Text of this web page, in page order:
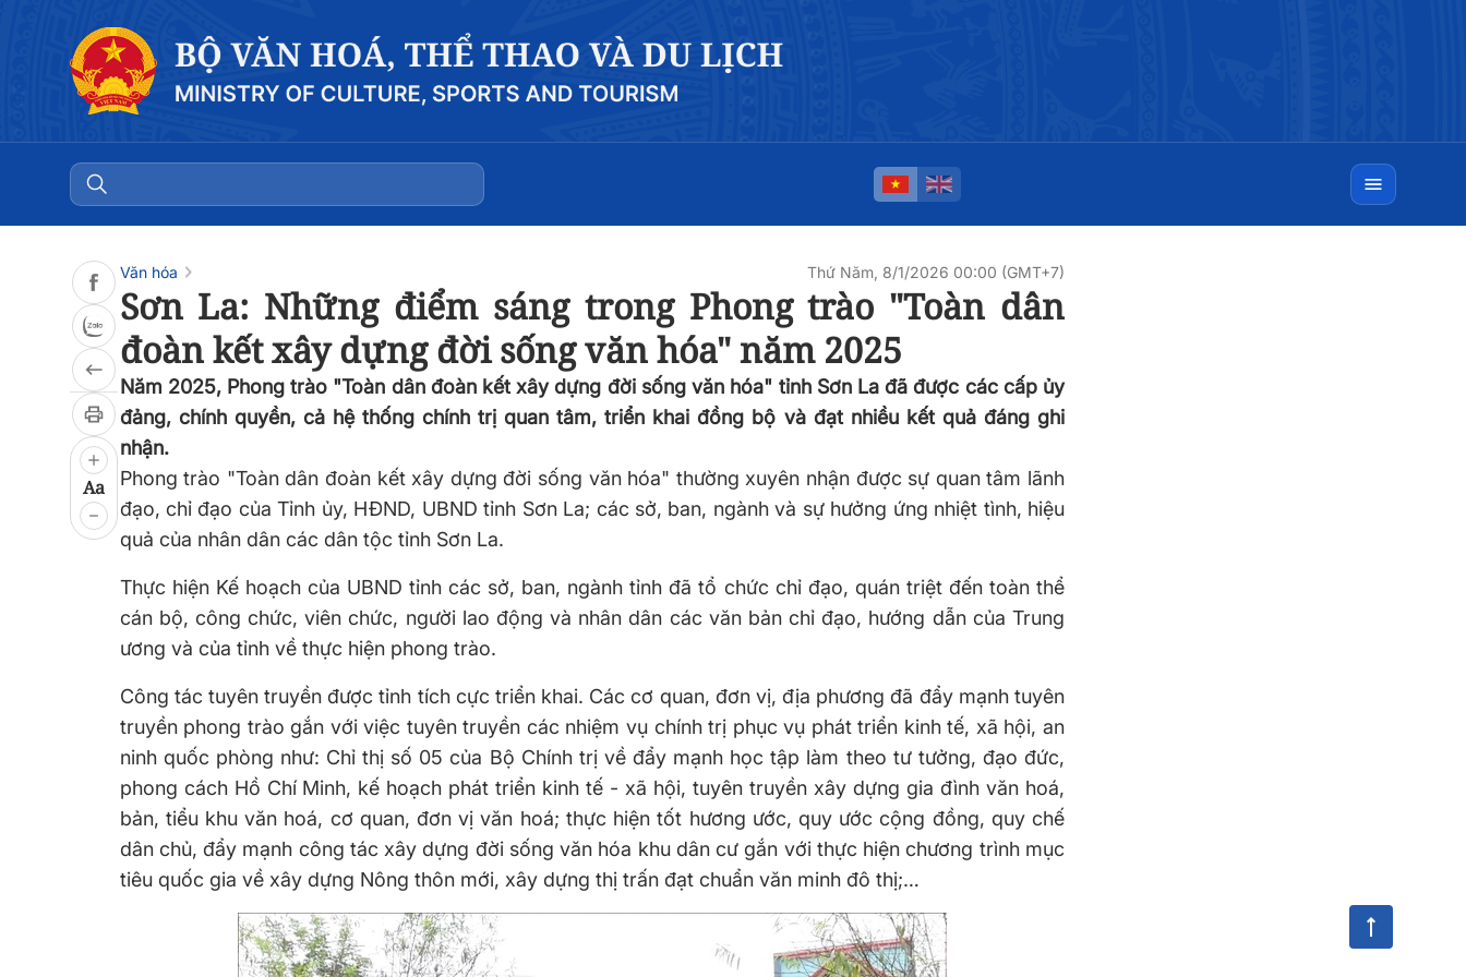
Aa
Văn hóa Thứ Năm, 8/1/2026 00:00 (GMT+7)
Sơn La: Những điểm sáng trong Phong trào "Toàn dân
đoàn kết xây dựng đời sống văn hóa" năm 2025
Năm 2025, Phong trào "Toàn dân đoàn kết xây dựng đời sống văn hóa" tỉnh Sơn La đã được các cấp ủy
đảng, chính quyền, cả hệ thống chính trị quan tâm, triển khai đồng bộ và đạt nhiều kết quả đáng ghi
nhận.
Phong trào "Toàn dân đoàn kết xây dựng đời sống văn hóa" thường xuyên nhận được sự quan tâm lãnh
đạo, chỉ đạo của Tỉnh ủy, HĐND, UBND tỉnh Sơn La; các sở, ban, ngành và sự hưởng ứng nhiệt tình, hiệu
quả của nhân dân các dân tộc tỉnh Sơn La.
Thực hiện Kế hoạch của UBND tỉnh các sở, ban, ngành tỉnh đã tổ chức chỉ đạo, quán triệt đến toàn thể
cán bộ, công chức, viên chức, người lao động và nhân dân các văn bản chỉ đạo, hướng dẫn của Trung
ương và của tỉnh về thực hiện phong trào.
Công tác tuyên truyền được tỉnh tích cực triển khai. Các cơ quan, đơn vị, địa phương đã đẩy mạnh tuyên
truyền phong trào gắn với việc tuyên truyền các nhiệm vụ chính trị phục vụ phát triển kinh tế, xã hội, an
ninh quốc phòng như: Chỉ thị số 05 của Bộ Chính trị về đẩy mạnh học tập làm theo tư tưởng, đạo đức,
phong cách Hồ Chí Minh, kế hoạch phát triển kinh tế - xã hội, tuyên truyền xây dựng gia đình văn hoá,
bản, tiểu khu văn hoá, cơ quan, đơn vị văn hoá; thực hiện tốt hương ước, quy ước cộng đồng, quy chế
dân chủ, đẩy mạnh công tác xây dựng đời sống văn hóa khu dân cư gắn với thực hiện chương trình mục
tiêu quốc gia về xây dựng Nông thôn mới, xây dựng thị trấn đạt chuẩn văn minh đô thị;…
0:00 0:00